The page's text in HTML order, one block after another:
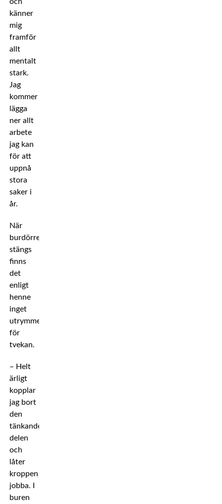
och
känner
mig
framför
allt
mentalt
stark.
Jag
kommer
lägga
ner allt
arbete
jag kan
för att
uppnå
stora
saker i
år.
När
burdörren
stängs
finns
det
enligt
henne
inget
utrymme
för
tvekan.
– Helt
ärligt
kopplar
jag bort
den
tänkande
delen
och
låter
kroppen
jobba. I
buren